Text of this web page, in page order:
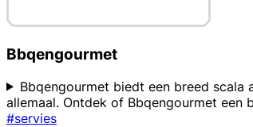
Bbqengourmet
Bbqengourmet biedt een breed
allemaal. Ontdek of Bbqengourmet
#servies